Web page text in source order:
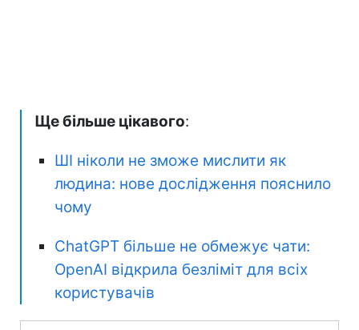
Ще більше цікавого:
ШІ ніколи не зможе мислити як
людина: нове дослідження пояснило
чому
ChatGPT більше не обмежує чати:
OpenAI відкрила безліміт для всіх
користувачів